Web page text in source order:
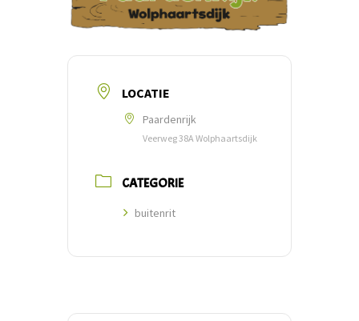
LOCATIE
Paardenrijk
Veerweg 38A Wolphaartsdijk
CATEGORIE
buitenrit